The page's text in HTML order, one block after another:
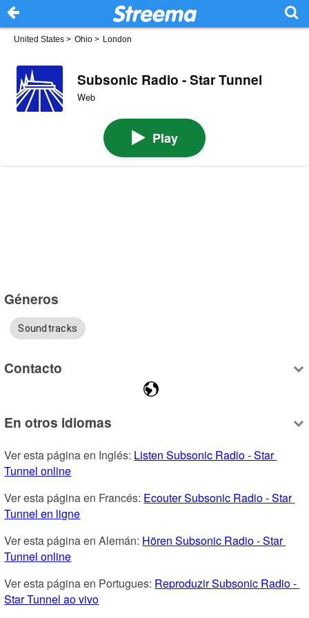
United States > Ohio > London
Subsonic Radio - Star Tunnel
Web
Play
Géneros
Soundtracks
Contacto
En otros idiomas
Ver esta página en Inglés: Listen Subsonic Radio - Star
Tunnel online
Ver esta página en Francés: Ecouter Subsonic Radio - Star
Tunnel en ligne
Ver esta página en Alemán: Hören Subsonic Radio - Star
Tunnel online
Ver esta página en Portugues: Reproduzir Subsonic Radio -
Star Tunnel ao vivo